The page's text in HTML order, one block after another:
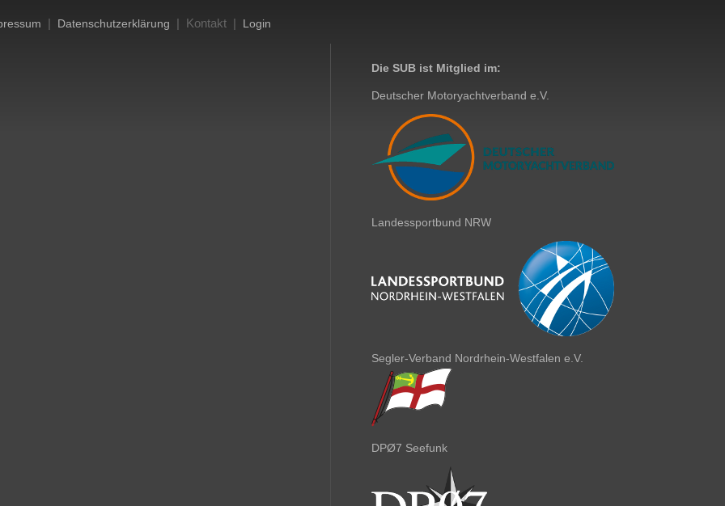
| Datenschutzerklärung | Kontakt | Login
Die SUB ist Mitglied im:
Deutscher Motoryachtverband e.V.
Landessportbund NRW
Segler-Verband Nordrhein-Westfalen e.V.
DPØ7 Seefunk